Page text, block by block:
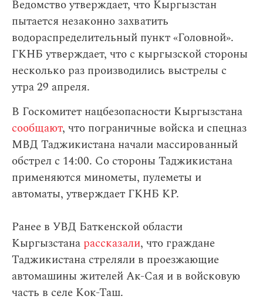
Ведомство утверждает, что Кыргызстан
пытается незаконно захватить
водораспределительный пункт «Головной».
ГКНБ утверждает, что с кыргызской стороны
несколько раз производились выстрелы с
утра 29 апреля.
В Госкомитет нацбезопасности Кыргызстана
сообщают, что пограничные войска и спецназ
МВД Таджикистана начали массированный
обстрел с 14:00. Со стороны Таджикистана
применяются минометы, пулеметы и
автоматы, утверждает ГКНБ КР.
Ранее в УВД Баткенской области
Кыргызстана рассказали, что граждане
Таджикистана стреляли в проезжающие
автомашины жителей Ак-Сая и в войсковую
часть в селе Кок-Таш.